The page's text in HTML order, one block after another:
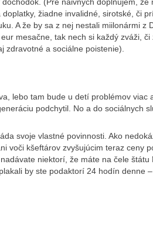
(Pre naivných doplňujem, že
žiadne invalidné, sirotské, či
A že by sa z nej nestali miilonármi z
mesačne, tak nech si každý zváži, či
zdravotné a sociálne poistenie).
lebo tam bude u detí problémov viac
podchytil. No a do sociálnych
svoje vlastné povinnosti. Ako
voči kšeftárov zvyšujúcim teraz ceny
niektorí, že máte na čele štátu
by ste podaktorí 24 hodín denne